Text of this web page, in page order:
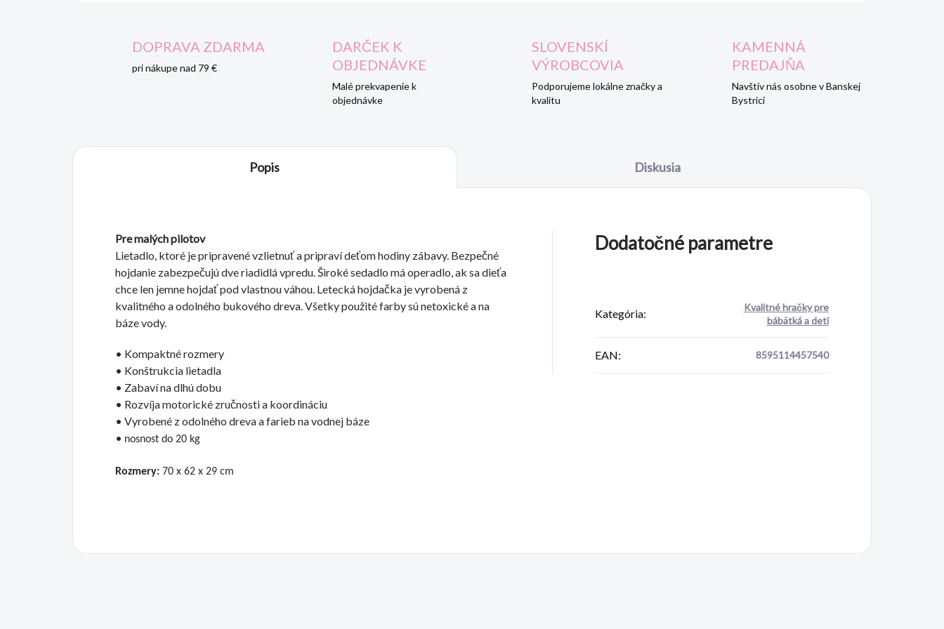
DOPRAVA ZDARMA
pri nákupe nad 79 €
DARČEK K
OBJEDNÁVKE
Malé prekvapenie k
objednávke
SLOVENSKÍ
VÝROBCOVIA
Podporujeme lokálne značky a
kvalitu
KAMENNÁ
PREDAJŇA
Navštív nás osobne v Banskej
Bystrici
Popis Diskusia
Pre malých pilotov
Lietadlo, ktoré je pripravené vzlietnuť a pripraví deťom hodiny zábavy. Bezpečné
hojdanie zabezpečujú dve riadidlá vpredu. Široké sedadlo má operadlo, ak sa dieťa
chce len jemne hojdať pod vlastnou váhou. Letecká hojdačka je vyrobená z
kvalitného a odolného bukového dreva. Všetky použité farby sú netoxické a na
báze vody.
• Kompaktné rozmery
• Konštrukcia lietadla
• Zabaví na dlhú dobu
• Rozvíja motorické zručnosti a koordináciu
• Vyrobené z odolného dreva a farieb na vodnej báze
• nosnost do 20 kg
Rozmery: 70 x 62 x 29 cm
Dodatočné parametre
Kategória:
Kvalitné hračky pre
bábätká a deti
EAN: 8595114457540